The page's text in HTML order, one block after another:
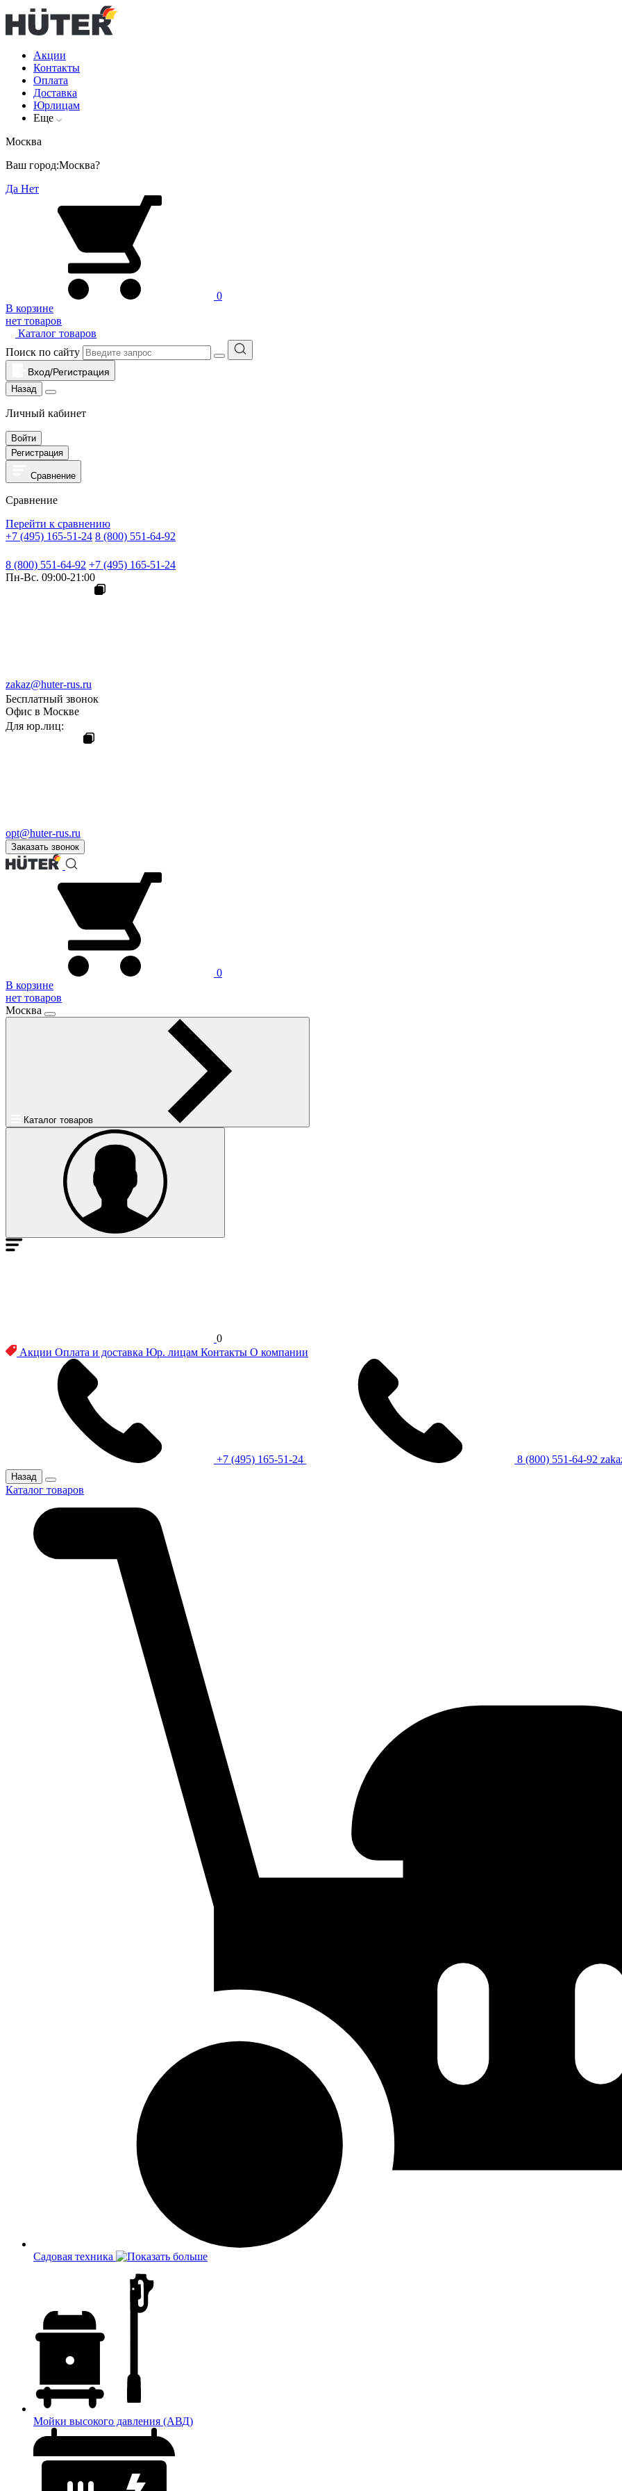
Акции
Контакты
Оплата
Доставка
Юрлицам
Еще
Москва
Ваш город:Москва?
Да Нет
0
В корзине
нет товаров
Каталог товаров
Поиск по сайту
Вход/Регистрация
Назад
Личный кабинет
Войти
Регистрация
Сравнение
Сравнение
Перейти к сравнению
+7 (495) 165-51-24 8 (800) 551-64-92
8 (800) 551-64-92 +7 (495) 165-51-24
Пн-Вс. 09:00-21:00
zakaz@huter-rus.ru
Бесплатный звонок
Офис в Москве
Для юр.лиц:
opt@huter-rus.ru
Заказать звонок
0
В корзине
нет товаров
Москва
Каталог товаров
0
Акции Оплата и доставка Юр. лицам Контакты О компании
+7 (495) 165-51-24 8 (800) 551-64-92
Назад
Каталог товаров
Садовая техника
Мойки высокого давления (АВД)